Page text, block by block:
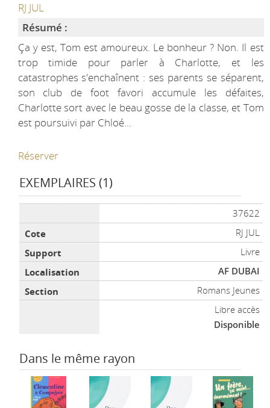
RJ JUL
Résumé :
Ça y est, Tom est amoureux. Le bonheur ? Non. Il est
trop timide pour parler à Charlotte, et les
catastrophes s'enchaînent : ses parents se séparent,
son club de foot favori accumule les défaites,
Charlotte sort avec le beau gosse de la classe, et Tom
est poursuivi par Chloé...
Réserver
EXEMPLAIRES (1)
37622
RJ JUL
Livre
AF DUBAI
Romans Jeunes
Libre accès
Disponible
Dans le même rayon